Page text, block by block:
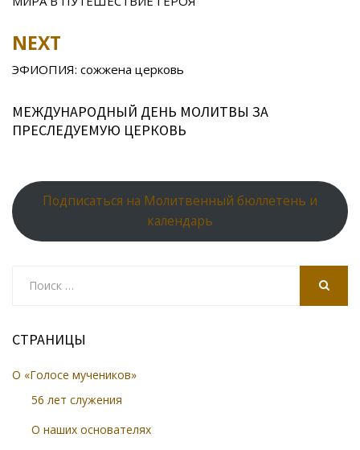
NEXT
ЭФИОПИЯ: сожжена церковь
МЕЖДУНАРОДНЫЙ ДЕНЬ МОЛИТВЫ ЗА
ПРЕСЛЕДУЕМУЮ ЦЕРКОВЬ
Подписаться на Молитвенный бюллетень и
календарь
СТРАНИЦЫ
О «Голосе мучеников»
56 лет служения
О наших основателях